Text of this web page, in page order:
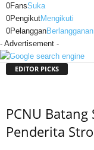
0FansSuka
0PengikutMengikuti
0PelangganBerlangganan
- Advertisement -
EDITOR PICKS
PCNU
Penderita